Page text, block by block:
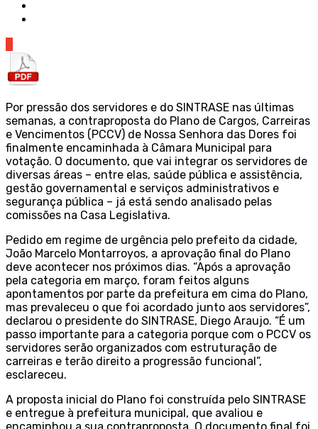
Por pressão dos servidores e do SINTRASE nas últimas
semanas, a contraproposta do Plano de Cargos, Carreiras
e Vencimentos (PCCV) de Nossa Senhora das Dores foi
finalmente encaminhada à Câmara Municipal para
votação. O documento, que vai integrar os servidores de
diversas áreas – entre elas, saúde pública e assistência,
gestão governamental e serviços administrativos e
segurança pública – já está sendo analisado pelas
comissões na Casa Legislativa.
Pedido em regime de urgência pelo prefeito da cidade,
João Marcelo Montarroyos, a aprovação final do Plano
deve acontecer nos próximos dias. “Após a aprovação
pela categoria em março, foram feitos alguns
apontamentos por parte da prefeitura em cima do Plano,
mas prevaleceu o que foi acordado junto aos servidores”,
declarou o presidente do SINTRASE, Diego Araujo. “É um
passo importante para a categoria porque com o PCCV os
servidores serão organizados com estruturação de
carreiras e terão direito a progressão funcional”,
esclareceu.
A proposta inicial do Plano foi construída pelo SINTRASE
e entregue à prefeitura municipal, que avaliou e